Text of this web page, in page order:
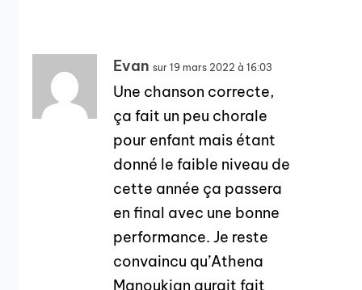
Evan sur 19 mars 2022 à 16:03
Une chanson correcte,
ça fait un peu chorale
pour enfant mais étant
donné le faible niveau de
cette année ça passera
en final avec une bonne
performance. Je reste
convaincu qu’Athena
Manoukian aurait fait